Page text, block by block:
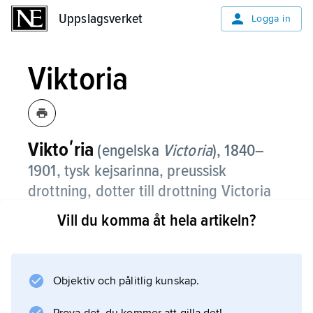
Uppslagsverket Logga in
Viktoria
Viktoʹria (engelska Victoria),1840–
1901, tysk kejsarinna, preussisk
drottning, dotter till drottning Victoria
av Storbritannien och prins Albert av
Sachsen-Coburg-Gotha, 1858 förmäld
Preussen.
Viktorias make blev kejsare 1888 under
Vill du komma åt hela artikeln?
Objektiv och pålitlig kunskap.